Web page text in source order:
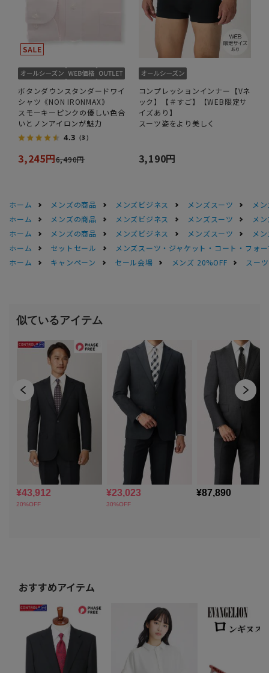
ボタンダウンスタンダードワイ
シャツ《NON IRONMAX》
スモーキーピンクの優しい色合
いとノンアイロンが魅力
4.3 （3）
3,245円6,490円
コンプレッションインナー【Vネ
ック】【＃すご】【WEB限定サ
イズあり】
スーツ姿をより美しく
3,190円
ホーム メンズの商品 メンズビジネス メンズスーツ
メ
ホーム
メンズの商品 メンズビジネス メンズスーツ
メ
ホーム
メンズの商品 メンズビジネス メンズスーツ
メ
ホーム
セットセール
メンズスーツ・ジャケット・コート・フォ
ホーム
キャンペーン セール会場 メンズ 20%OFF スー